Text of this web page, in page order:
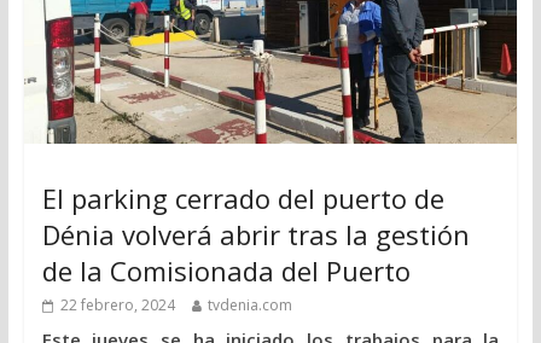
El parking cerrado del puerto de
Dénia volverá abrir tras la gestión
de la Comisionada del Puerto
22 febrero, 2024 tvdenia.com